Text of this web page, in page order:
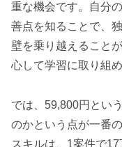
重な機会です。自分
善点を知ることで、
壁を乗り越えること
心して学習に取り組
では、59,800円とい
のかという点が一番
スキルは、1案件で